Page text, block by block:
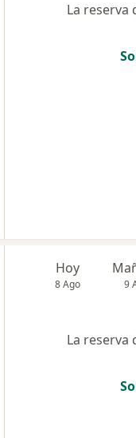
La reserva
Hoy
8 Ago 9
La reserva